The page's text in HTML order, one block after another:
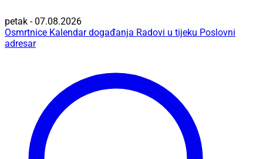
petak - 07.08.2026
Osmrtnice Kalendar događanja Radovi u tijeku Poslovni
adresar